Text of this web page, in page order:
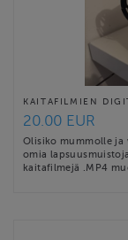
KAITAFILMIEN
20.00 EUR
Olisiko mummolle ja
omia
kaitafilmejä .MP4